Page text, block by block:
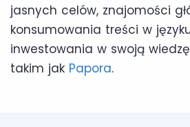
jasnych celów, znajomości
konsumowania treści w
inwestowania w swoją
takim jak Papora.